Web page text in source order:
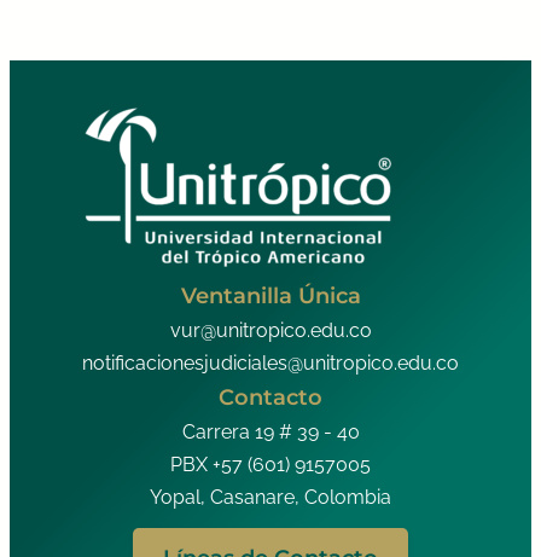
Ventanilla Única
vur@unitropico.edu.co
notificacionesjudiciales@unitropico.edu.co
Contacto
Carrera 19 # 39 - 40
PBX +57 (601) 9157005
Yopal, Casanare, Colombia